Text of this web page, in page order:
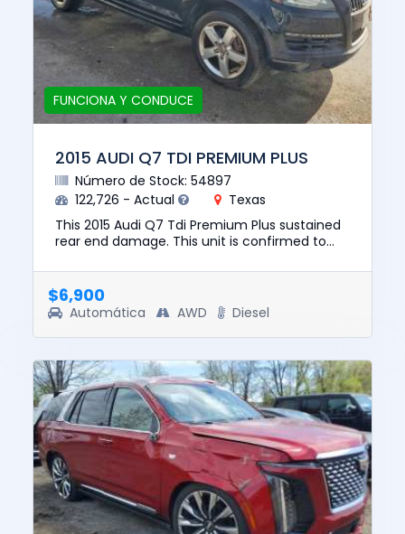
FUNCIONA Y CONDUCE
2015 AUDI Q7 TDI PREMIUM PLUS
Número de Stock: 54897
122,726 - Actual
Texas
This 2015 Audi Q7 Tdi Premium Plus sustained
rear end damage. This unit is confirmed to
vehicle was $13850....
$6,900
Automática AWD Diesel